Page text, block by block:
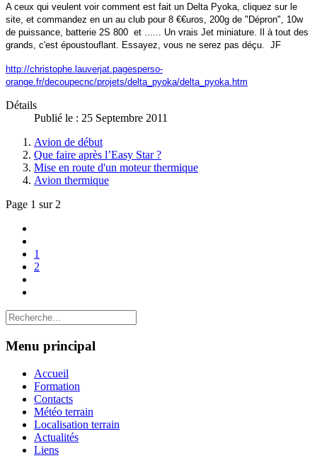
A ceux qui veulent voir comment est fait un Delta Pyoka, cliquez sur le
site, et commandez en un au club pour 8 €€uros, 200g de "Dépron", 10w
de puissance, batterie 2S 800 et ...... Un vrais Jet miniature. Il à tout des
grands, c'est époustouflant. Essayez, vous ne serez pas déçu. JF
http://christophe.lauverjat.pagesperso-
orange.fr/decoupecnc/projets/delta_pyoka/delta_pyoka.htm
Détails
Publié le : 25 Septembre 2011
Avion de début
Que faire après l’Easy Star ?
Mise en route d'un moteur thermique
Avion thermique
Page 1 sur 2
1
2
Menu principal
Accueil
Formation
Contacts
Météo terrain
Localisation terrain
Actualités
Liens